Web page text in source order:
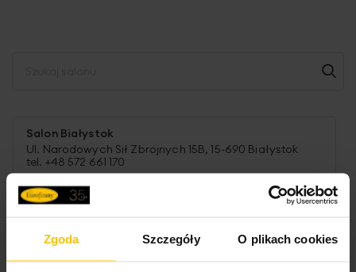
Zgoda Szczegóły O plikach cookies
Salon Białystok
Ul. Narodowych Sił Zbrojnych 15B, 15-690 Białystok
tel. +48 572 661 170
Salon Bielsko-Biała SFERA
Salon Bielsko-Biała ul. 11-go Listopada 11